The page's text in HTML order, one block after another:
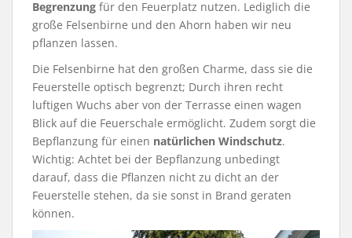
Begrenzung für den Feuerplatz nutzen. Lediglich die
große Felsenbirne und den Ahorn haben wir neu
pflanzen lassen.
Die Felsenbirne hat den großen Charme, dass sie die
Feuerstelle optisch begrenzt; Durch ihren recht
luftigen Wuchs aber von der Terrasse einen wagen
Blick auf die Feuerschale ermöglicht. Zudem sorgt die
Bepflanzung für einen natürlichen Windschutz.
Wichtig: Achtet bei der Bepflanzung unbedingt
darauf, dass die Pflanzen nicht zu dicht an der
Feuerstelle stehen, da sie sonst in Brand geraten
können.